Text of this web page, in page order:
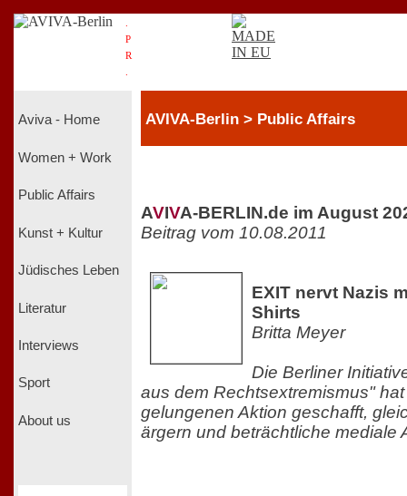
P
R
Aviva - Home
Women + Work
Public Affairs
Kunst + Kultur
Jüdisches Leben
Literatur
Interviews
Sport
About us
AVIVA-Berlin > Public Affairs
AVIVA-BERLIN.de im August
Beitrag vom 10.08.2011
EXIT nervt Nazis
Shirts
Britta Meyer
Die Berliner
aus dem Rechtsextremismus"
gelungenen Aktion geschafft,
ärgern und beträchtliche mediale